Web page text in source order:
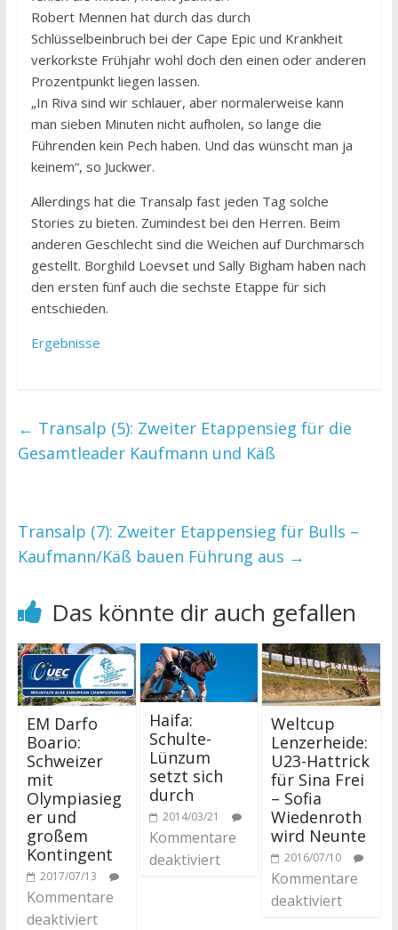
Robert Mennen hat durch das durch
Schlüsselbeinbruch bei der Cape Epic und Krankheit
verkorkste Frühjahr wohl doch den einen oder anderen
Prozentpunkt liegen lassen.
„In Riva sind wir schlauer, aber normalerweise kann
man sieben Minuten nicht aufholen, so lange die
Führenden kein Pech haben. Und das wünscht man ja
keinem“, so Juckwer.
Allerdings hat die Transalp fast jeden Tag solche
Stories zu bieten. Zumindest bei den Herren. Beim
anderen Geschlecht sind die Weichen auf Durchmarsch
gestellt. Borghild Loevset und Sally Bigham haben nach
den ersten fünf auch die sechste Etappe für sich
entschieden.
Ergebnisse
← Transalp (5): Zweiter Etappensieg für die
Gesamtleader Kaufmann und Käß
Transalp (7): Zweiter Etappensieg für Bulls –
Kaufmann/Käß bauen Führung aus →
Das könnte dir auch gefallen
EM Darfo
Boario:
Schweizer
mit
Olympiasieg
er und
großem
Kontingent
2017/07/13
Kommentare
deaktiviert
Haifa:
Schulte-
Lünzum
setzt sich
durch
2014/03/21
Kommentare
deaktiviert
Weltcup
Lenzerheide:
U23-Hattrick
für Sina Frei
– Sofia
Wiedenroth
wird Neunte
2016/07/10
Kommentare
deaktiviert